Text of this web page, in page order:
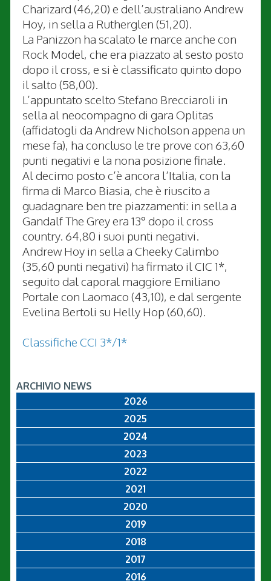
Charizard (46,20) e dell’australiano Andrew
Hoy, in sella a Rutherglen (51,20).
La Panizzon ha scalato le marce anche con
Rock Model, che era piazzato al sesto posto
dopo il cross, e si è classificato quinto dopo
il salto (58,00).
L’appuntato scelto Stefano Brecciaroli in
sella al neocompagno di gara Oplitas
(affidatogli da Andrew Nicholson appena un
mese fa), ha concluso le tre prove con 63,60
punti negativi e la nona posizione finale.
Al decimo posto c’è ancora l’Italia, con la
firma di Marco Biasia, che è riuscito a
guadagnare ben tre piazzamenti: in sella a
Gandalf The Grey era 13° dopo il cross
country. 64,80 i suoi punti negativi.
Andrew Hoy in sella a Cheeky Calimbo
(35,60 punti negativi) ha firmato il CIC 1*,
seguito dal caporal maggiore Emiliano
Portale con Laomaco (43,10), e dal sergente
Evelina Bertoli su Helly Hop (60,60).
Classifiche CCI 3*/1*
ARCHIVIO NEWS
2026
2025
2024
2023
2022
2021
2020
2019
2018
2017
2016